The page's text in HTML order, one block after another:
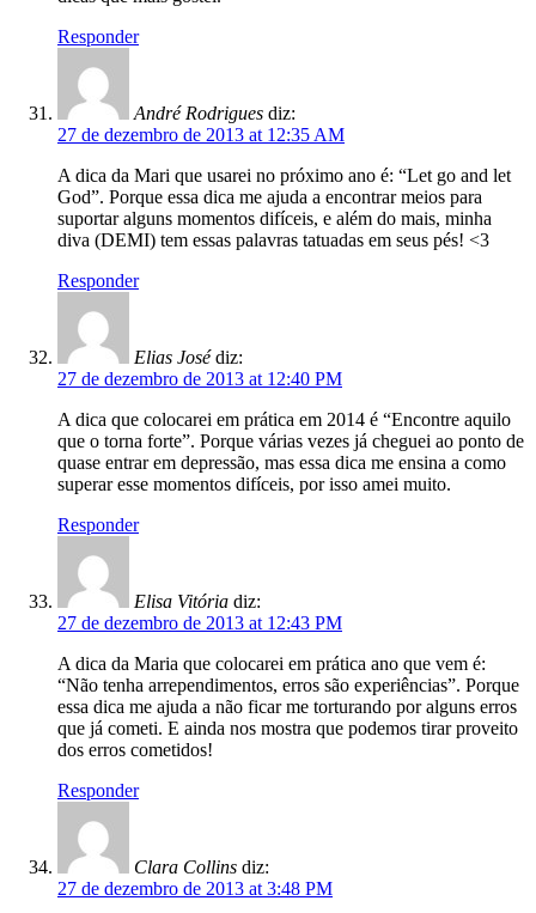
Responder
André Rodrigues diz:
27 de dezembro de 2013 at 12:35 AM
A dica da Mari que usarei no próximo ano é: “Let go and let
God”. Porque essa dica me ajuda a encontrar meios para
suportar alguns momentos difíceis, e além do mais, minha
diva (DEMI) tem essas palavras tatuadas em seus pés! <3
Responder
Elias José diz:
27 de dezembro de 2013 at 12:40 PM
A dica que colocarei em prática em 2014 é “Encontre aquilo
que o torna forte”. Porque várias vezes já cheguei ao ponto de
quase entrar em depressão, mas essa dica me ensina a como
superar esse momentos difíceis, por isso amei muito.
Responder
Elisa Vitória diz:
27 de dezembro de 2013 at 12:43 PM
A dica da Maria que colocarei em prática ano que vem é:
“Não tenha arrependimentos, erros são experiências”. Porque
essa dica me ajuda a não ficar me torturando por alguns erros
que já cometi. E ainda nos mostra que podemos tirar proveito
dos erros cometidos!
Responder
Clara Collins diz:
27 de dezembro de 2013 at 3:48 PM